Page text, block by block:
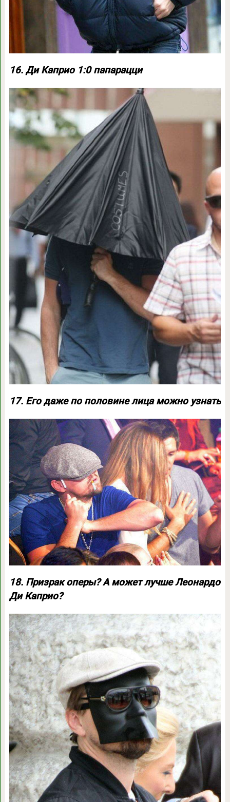
16. Ди Каприо 1:0 папарацци
17. Его даже по половине лица можно узнать
18. Призрак оперы? А может лучше Леонардо
Ди Каприо?